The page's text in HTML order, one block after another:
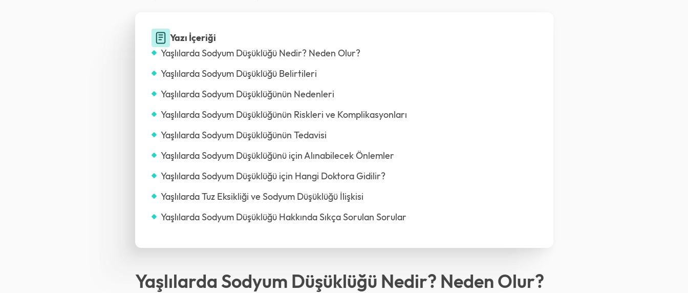
Yazı İçeriği
Yaşlılarda Sodyum Düşüklüğü Nedir? Neden Olur?
Yaşlılarda Sodyum Düşüklüğü Belirtileri
Yaşlılarda Sodyum Düşüklüğünün Nedenleri
Yaşlılarda Sodyum Düşüklüğünün Riskleri ve Komplikasyonları
Yaşlılarda Sodyum Düşüklüğünün Tedavisi
Yaşlılarda Sodyum Düşüklüğünü için Alınabilecek Önlemler
Yaşlılarda Sodyum Düşüklüğü için Hangi Doktora Gidilir?
Yaşlılarda Tuz Eksikliği ve Sodyum Düşüklüğü İlişkisi
Yaşlılarda Sodyum Düşüklüğü Hakkında Sıkça Sorulan Sorular
Yaşlılarda Sodyum Düşüklüğü Nedir? Neden Olur?